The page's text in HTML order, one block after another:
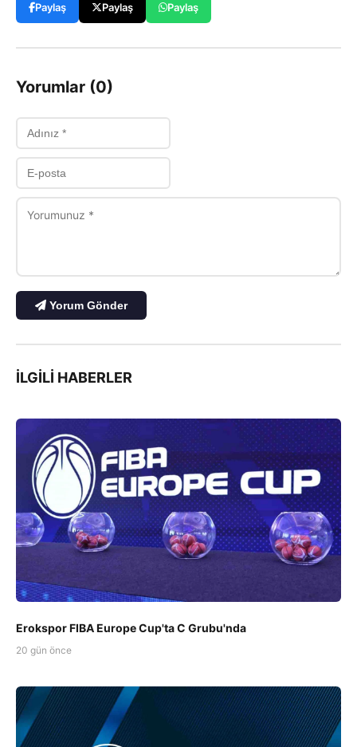
Paylaş Paylaş Paylaş
Yorumlar (0)
Yorum Gönder
İLGILI HABERLER
Erokspor FIBA Europe Cup'ta C Grubu'nda
20 gün önce